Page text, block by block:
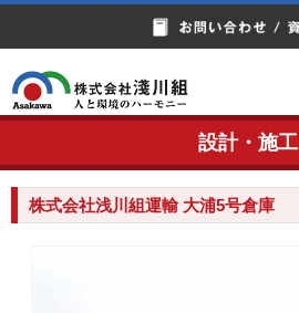
設計・施工
株式会社浅川組運輸 大浦5号倉庫